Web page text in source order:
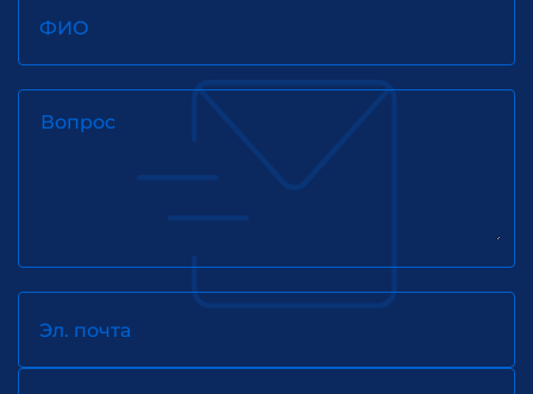
ФИО
Вопрос
Эл. почта